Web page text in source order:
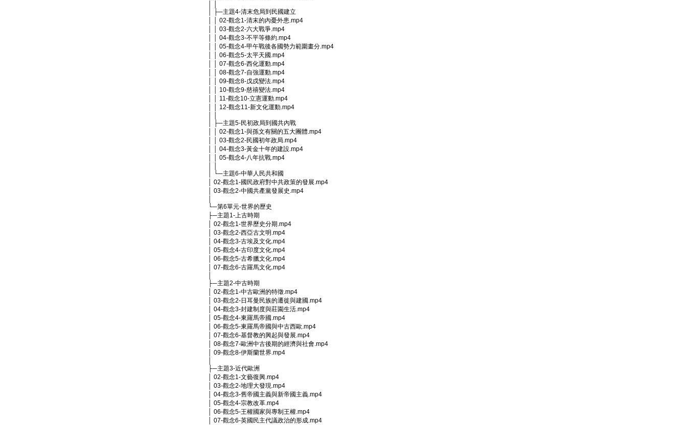
│ ├─主題4-清末危局到民國建立
│ │ 02-觀念1-清末的內憂外患.mp4
│ │ 03-觀念2-六大戰爭.mp4
│ │ 04-觀念3-不平等條約.mp4
│ │ 05-觀念4-甲午戰後各國勢力範圍畫分.mp4
│ │ 06-觀念5-太平天國.mp4
│ │ 07-觀念6-西化運動.mp4
│ │ 08-觀念7-自強運動.mp4
│ │ 09-觀念8-戊戌變法.mp4
│ │ 10-觀念9-慈禧變法.mp4
│ │ 11-觀念10-立憲運動.mp4
│ │ 12-觀念11-新文化運動.mp4
│ ├─主題5-民初政局到國共內戰
│ │ 02-觀念1-與孫文有關的五大團體.mp4
│ │ 03-觀念2-民國初年政局.mp4
│ │ 04-觀念3-黃金十年的建設.mp4
│ │ 05-觀念4-八年抗戰.mp4
│ └─主題6-中華人民共和國
│ 02-觀念1-國民政府對中共政策的發展.mp4
│ 03-觀念2-中國共產黨發展史.mp4
└─第6單元-世界的歷史
├─主題1-上古時期
│ 02-觀念1-世界歷史分期.mp4
│ 03-觀念2-西亞古文明.mp4
│ 04-觀念3-古埃及文化.mp4
│ 05-觀念4-古印度文化.mp4
│ 06-觀念5-古希臘文化.mp4
│ 07-觀念6-古羅馬文化.mp4
├─主題2-中古時期
│ 02-觀念1-中古歐洲的特徵.mp4
│ 03-觀念2-日耳曼民族的遷徙與建國.mp4
│ 04-觀念3-封建制度與莊園生活.mp4
│ 05-觀念4-東羅馬帝國.mp4
│ 06-觀念5-東羅馬帝國與中古西歐.mp4
│ 07-觀念6-基督教的興起與發展.mp4
│ 08-觀念7-歐洲中古後期的經濟與社會.mp4
│ 09-觀念8-伊斯蘭世界.mp4
├─主題3-近代歐洲
│ 02-觀念1-文藝復興.mp4
│ 03-觀念2-地理大發現.mp4
│ 04-觀念3-舊帝國主義與新帝國主義.mp4
│ 05-觀念4-宗教改革.mp4
│ 06-觀念5-王權國家與專制王權.mp4
│ 07-觀念6-英國民主代議政治的形成.mp4